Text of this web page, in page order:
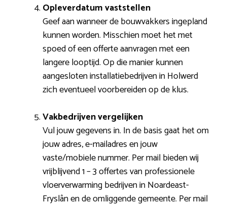
Opleverdatum vaststellen
Geef aan wanneer de bouwvakkers ingepland
kunnen worden. Misschien moet het met
spoed of een offerte aanvragen met een
langere looptijd. Op die manier kunnen
aangesloten installatiebedrijven in Holwerd
zich eventueel voorbereiden op de klus.
Vakbedrijven vergelijken
Vul jouw gegevens in. In de basis gaat het om
jouw adres, e-mailadres en jouw
vaste/mobiele nummer. Per mail bieden wij
vrijblijvend 1 – 3 offertes van professionele
vloerverwarming bedrijven in Noardeast-
Fryslân en de omliggende gemeente. Per mail